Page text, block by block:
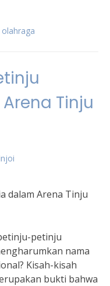
Tinju
dalam Arena Tinju
petinju
nama
Kisah-kisah
bukti bahwa